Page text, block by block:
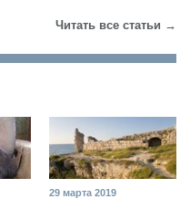
Читать все статьи →
29 марта 2019